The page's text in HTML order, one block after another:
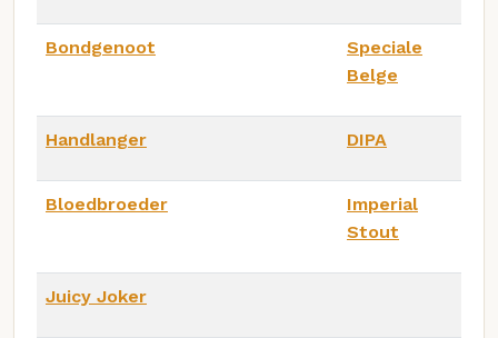
Bondgenoot
Speciale
Belge
Handlanger DIPA
Bloedbroeder
Imperial
Stout
Juicy Joker